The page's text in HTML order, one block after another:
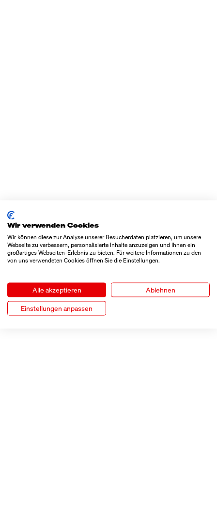
Wir verwenden Cookies
Wir können diese zur Analyse unserer Besucherdaten platzieren, um unsere
Webseite zu verbessern, personalisierte Inhalte anzuzeigen und Ihnen ein
großartiges Webseiten-Erlebnis zu bieten. Für weitere Informationen zu den
von uns verwendeten Cookies öffnen Sie die Einstellungen.
Alle akzeptieren Ablehnen
Einstellungen anpassen